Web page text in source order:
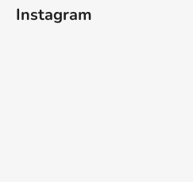
Instagram